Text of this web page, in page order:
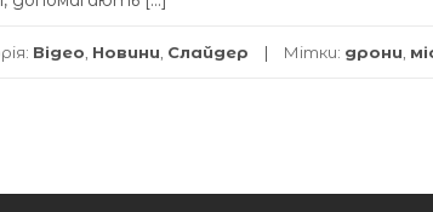
Відео, Новини, Слайдер Мітки: дрони,